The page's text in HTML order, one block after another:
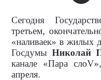
Сегодня
третьем,
«наливаек» в жилых
ГосдумыНиколай
канале «Пара слоV
апреля.